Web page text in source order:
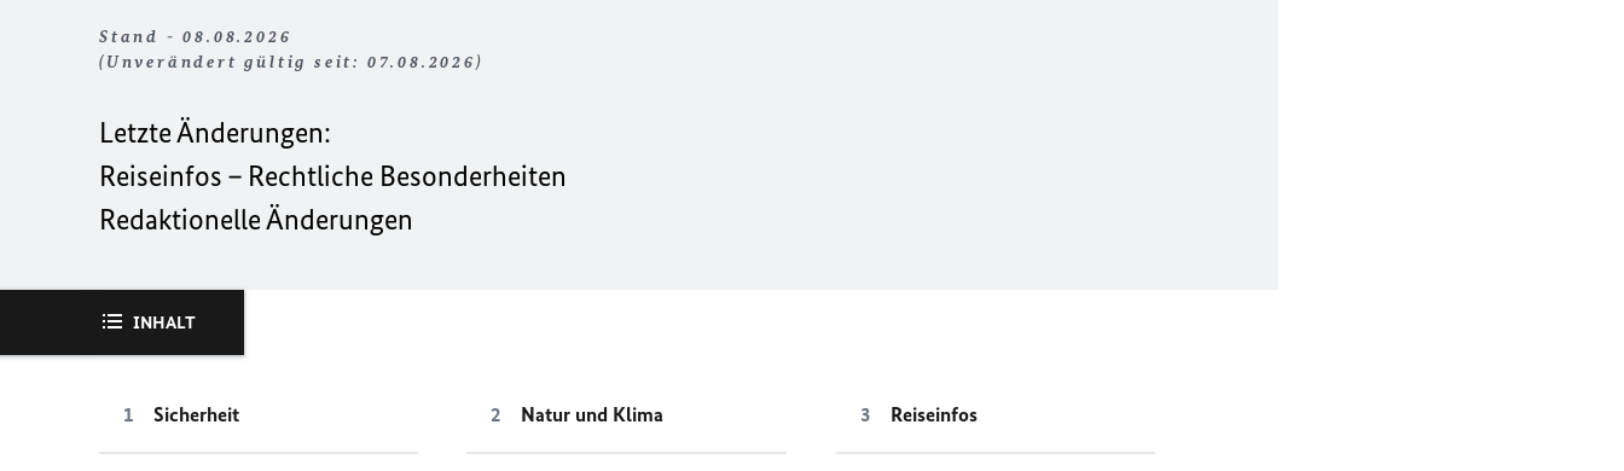
Stand - 08.08.2026
(Unverändert gültig seit: 07.08.2026)
Letzte Änderungen:
Reiseinfos – Rechtliche Besonderheiten
Redaktionelle Änderungen
INHALT
Sicherheit Natur und Klima Reiseinfos